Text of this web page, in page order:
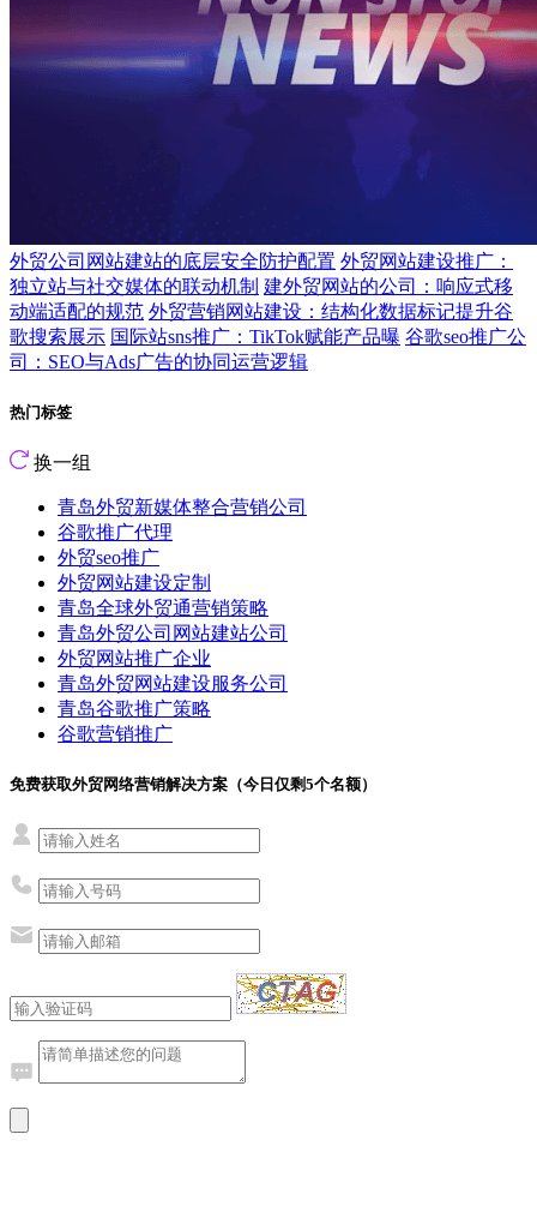
外贸公司网站建站的底层安全防护配置 外贸网站建设推广：
独立站与社交媒体的联动机制 建外贸网站的公司：响应式移
动端适配的规范 外贸营销网站建设：结构化数据标记提升谷
歌搜索展示 国际站sns推广：TikTok赋能产品曝 谷歌seo推广公
司：SEO与Ads广告的协同运营逻辑
热门标签
换一组
青岛外贸新媒体整合营销公司
谷歌推广代理
外贸seo推广
外贸网站建设定制
青岛全球外贸通营销策略
青岛外贸公司网站建站公司
外贸网站推广企业
青岛外贸网站建设服务公司
青岛谷歌推广策略
谷歌营销推广
免费获取外贸网络营销解决方案（今日仅剩5个名额）